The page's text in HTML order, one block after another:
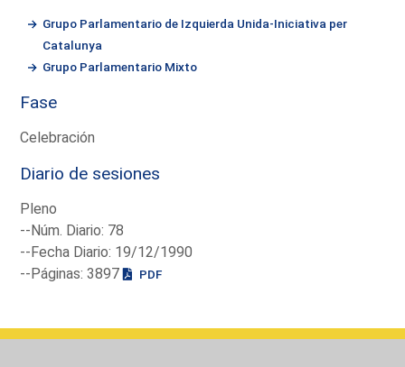
Grupo Parlamentario de Izquierda Unida-Iniciativa per
Catalunya
Grupo Parlamentario Mixto
Fase
Celebración
Diario de sesiones
Pleno
--Núm. Diario: 78
--Fecha Diario: 19/12/1990
--Páginas: 3897
PDF